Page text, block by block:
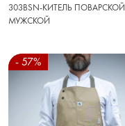
303BSN-КИТЕЛЬ ПОВАРСКОЙ
МУЖСКОЙ
- 57%